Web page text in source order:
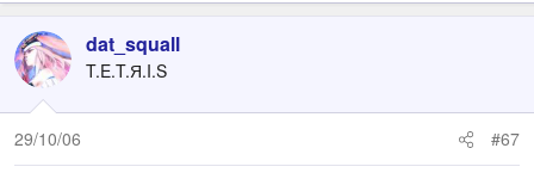
dat_squall
T.E.T.Я.I.S
29/10/06 #67